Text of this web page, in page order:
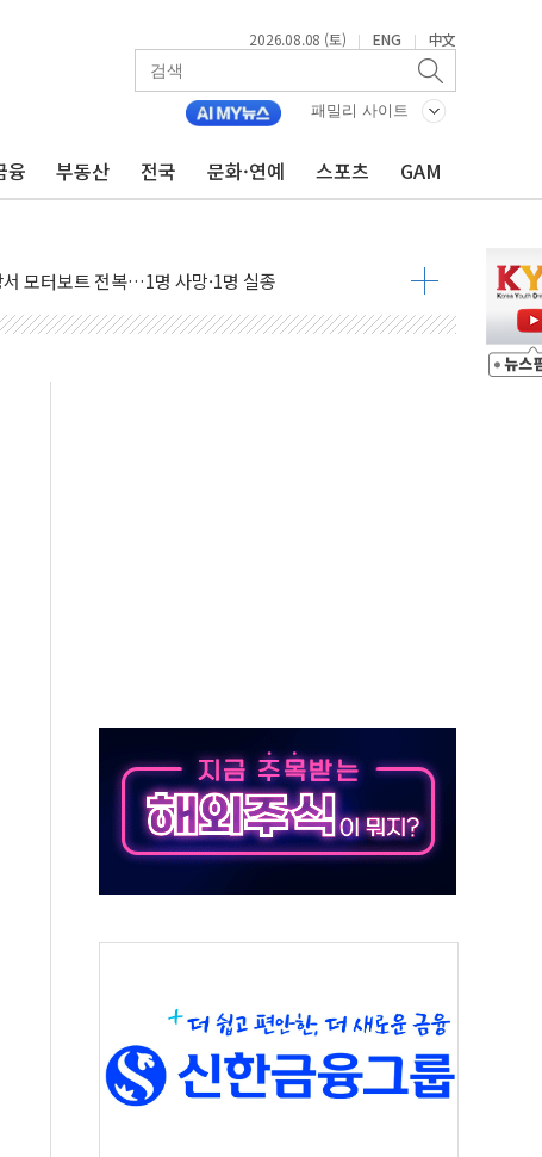
2026.08.08 (토) | ENG | 中文
패밀리 사이트
융 부동산 전국 문화·연예 스포츠 GAM
정(8.10~8.14)
지작…공습 한계·탄약 부족 현실화
대 환경미화원 수거차에 치여 사망
기 난동…60대 남성 2명 숨져
모터보트 전복…1명 사망·1명 실종
기림의 날 참석..."국제적 시민 연대로 목소리 내야"
흉기 살해 10대 아들 체포
뻔' 받아친 정청래…제주 연설서 신경전 고조
수도 베이징도 부동산 규제 철폐
상승으로 피서객 7명 고립…전원 구조
능시험 오전 집중 편성…체감온도 38도 넘으면 중단